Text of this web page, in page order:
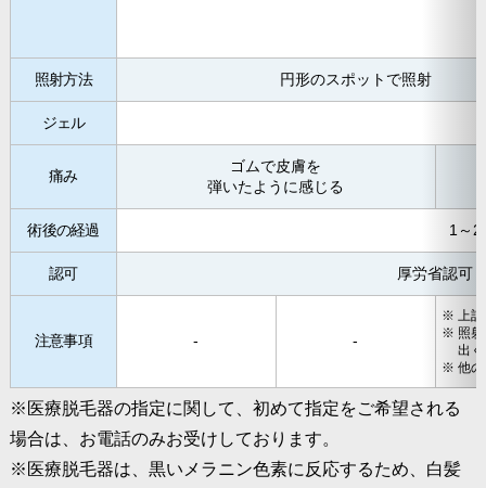
照射方法 円形のスポットで照射
ジェル
痛み
ゴムで皮膚を
弾いたように感じる
術後の経過 1～2
認可 厚労省認可
注意事項 - -
上
照
出
他
※医療脱毛器の指定に関して、初めて指定をご希望される
場合は、お電話のみお受けしております。
※医療脱毛器は、黒いメラニン色素に反応するため、白髪